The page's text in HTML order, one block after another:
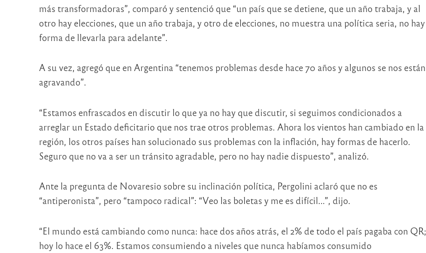
más transformadoras”, comparó y sentenció que “un país que se detiene, que un año trabaja, y al
otro hay elecciones, que un año trabaja, y otro de elecciones, no muestra una política seria, no hay
forma de llevarla para adelante”.
A su vez, agregó que en Argentina “tenemos problemas desde hace 70 años y algunos se nos están
agravando”.
“Estamos enfrascados en discutir lo que ya no hay que discutir, si seguimos condicionados a
arreglar un Estado deficitario que nos trae otros problemas. Ahora los vientos han cambiado en la
región, los otros países han solucionado sus problemas con la inflación, hay formas de hacerlo.
Seguro que no va a ser un tránsito agradable, pero no hay nadie dispuesto”, analizó.
Ante la pregunta de Novaresio sobre su inclinación política, Pergolini aclaró que no es
“antiperonista”, pero “tampoco radical”: “Veo las boletas y me es difícil…”, dijo.
“El mundo está cambiando como nunca: hace dos años atrás, el 2% de todo el país pagaba con QR;
hoy lo hace el 63%. Estamos consumiendo a niveles que nunca habíamos consumido